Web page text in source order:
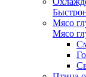
Мясо
Мясо